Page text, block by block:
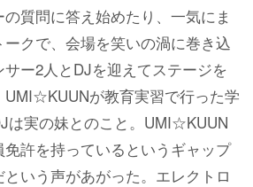
質問に答え始めたり、一気にま
ークで、会場を笑いの渦に巻き込
ー2人とDJを迎えてステージを
UMI☆KUUNが教育実習で行った学
は実の妹とのこと。UMI☆KUUN
許を持っているというギャップ
いう声があがった。エレクトロ